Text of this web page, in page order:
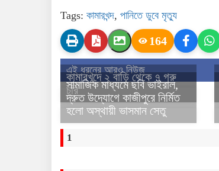
Tags: কামারখন্দ, পানিতে ডুবে মৃত্যু
164
এই ধরনের আরও নিউজ
কামারখন্দে ২ বাড়ি থেকে ৭ গরু
চুরি
সামাজিক মাধ্যমে ছবি ভাইরাল,
দ্রুত উদ্যোগে কাজীপুরে নির্মিত
হলো অস্থায়ী ভাসমান সেতু
1